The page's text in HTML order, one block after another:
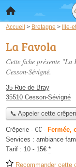
Accueil > Bretagne > Ille-
La Favola
Cette fiche présente
Cesson-Sévigné.
35 Rue de Bray
35510 Cesson-Sévigné
📞 Appeler cette
Crêperie - €€ - Fermée,
Services : ambiance
Tarif : 10 - 15€ *
Recommander cette